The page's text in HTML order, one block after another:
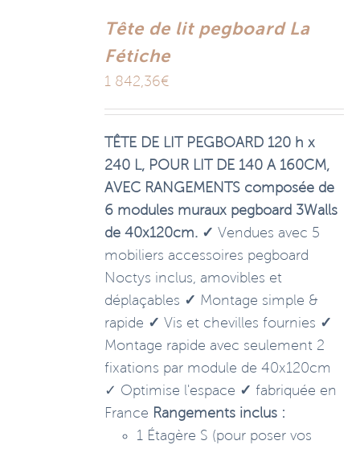
Tête de lit pegboard La
Fétiche
1 842,36€
TÊTE DE LIT PEGBOARD 120 h x
240 L, POUR LIT DE 140 A 160CM,
AVEC RANGEMENTS composée de
6 modules muraux pegboard 3Walls
de 40x120cm. ✓ Vendues avec 5
mobiliers accessoires pegboard
Noctys inclus, amovibles et
déplaçables ✓ Montage simple &
rapide ✓ Vis et chevilles fournies ✓
Montage rapide avec seulement 2
fixations par module de 40x120cm
✓ Optimise l'espace ✓ fabriquée en
France Rangements inclus :
1 Étagère S (pour poser vos